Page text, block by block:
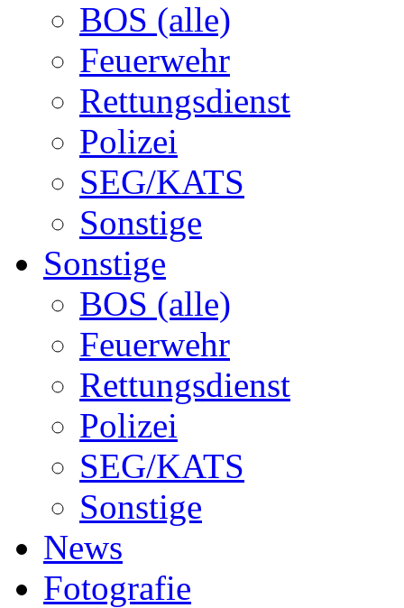
BOS (alle)
Feuerwehr
Rettungsdienst
Polizei
SEG/KATS
Sonstige
Sonstige
BOS (alle)
Feuerwehr
Rettungsdienst
Polizei
SEG/KATS
Sonstige
News
Fotografie